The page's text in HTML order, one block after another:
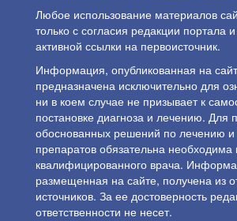
Любое использование материалов
только с согласия редакции портала
активной ссылки на первоисточник.
Информация, опубликованная на
предназначена исключительно для
ни в коем случае не призывает к
постановке диагноза и лечению. Для
обоснованных решений по лечению
препаратов обязательна необходима
квалифицированного врача.
размещенная на сайте, получена из
источников. За ее достоверность
ответственности не несет.